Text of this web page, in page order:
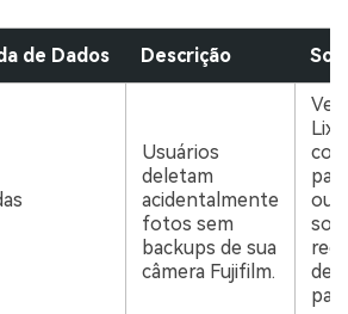
de Dados Descrição
Usuários
deletam
acidentalmente
fotos sem
backups de sua
câmera Fujifilm.
ou
de
para